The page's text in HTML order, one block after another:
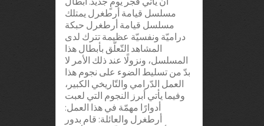
مسلسل قيامة أرطغرل يمتلك
مسلسل قيامة أرطغرل حبكة
دراميّة ونفسيّة عظيمة تترك لدى
المشاهد التّعلّق بأبطال هذا
المسلسل، ونزولًا عند ذلك الأمر لا
بدّ من تسليط الضوء على نجوم هذا
العمل الدّرامي والتّاريخي الكبير،
وفيما يأتي أبرز النجوم التي لعبت
أدوارًا مهمّة في هذا العمل:
أرطغرل والعائلة: قام بدور